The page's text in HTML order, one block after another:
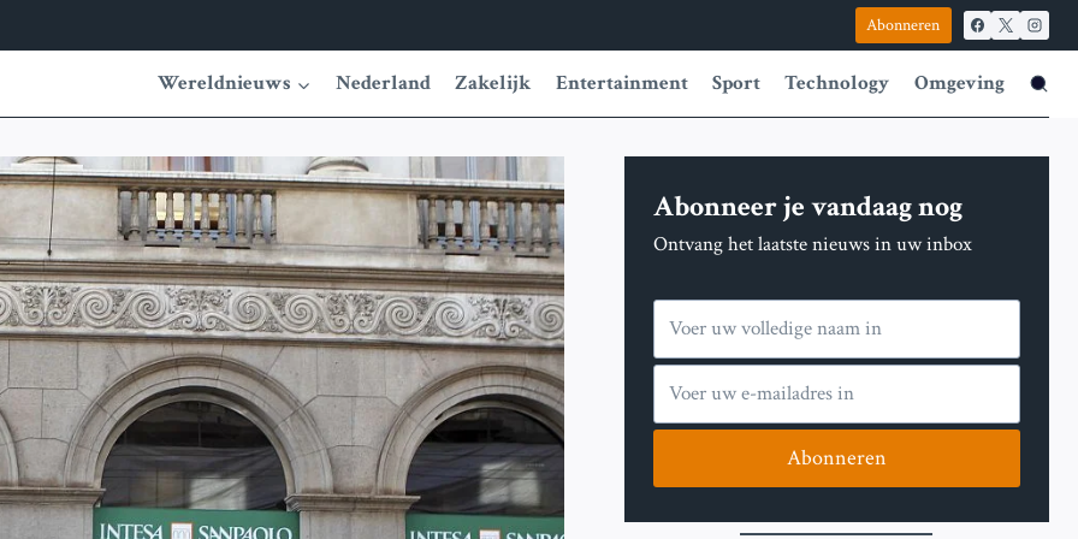
Abonneren
Wereldnieuws Nederland Zakelijk Entertainment Sport Technology Omgeving
Abonneer je vandaag nog
Ontvang het laatste nieuws in uw inbox
Abonneren